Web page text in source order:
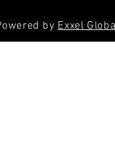
byExxel